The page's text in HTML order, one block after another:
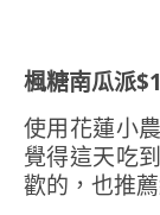
楓糖南瓜派
使用花蓮小
覺得這天吃
歡的，也推